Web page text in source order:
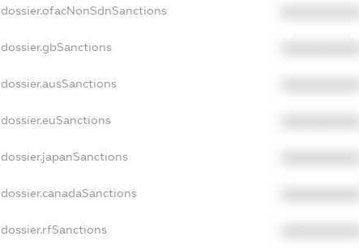
dossier.ofacNonSdnSanctions
dossier.gbSanctions
dossier.ausSanctions
dossier.euSanctions
dossier.japanSanctions
dossier.canadaSanctions
dossier.rfSanctions